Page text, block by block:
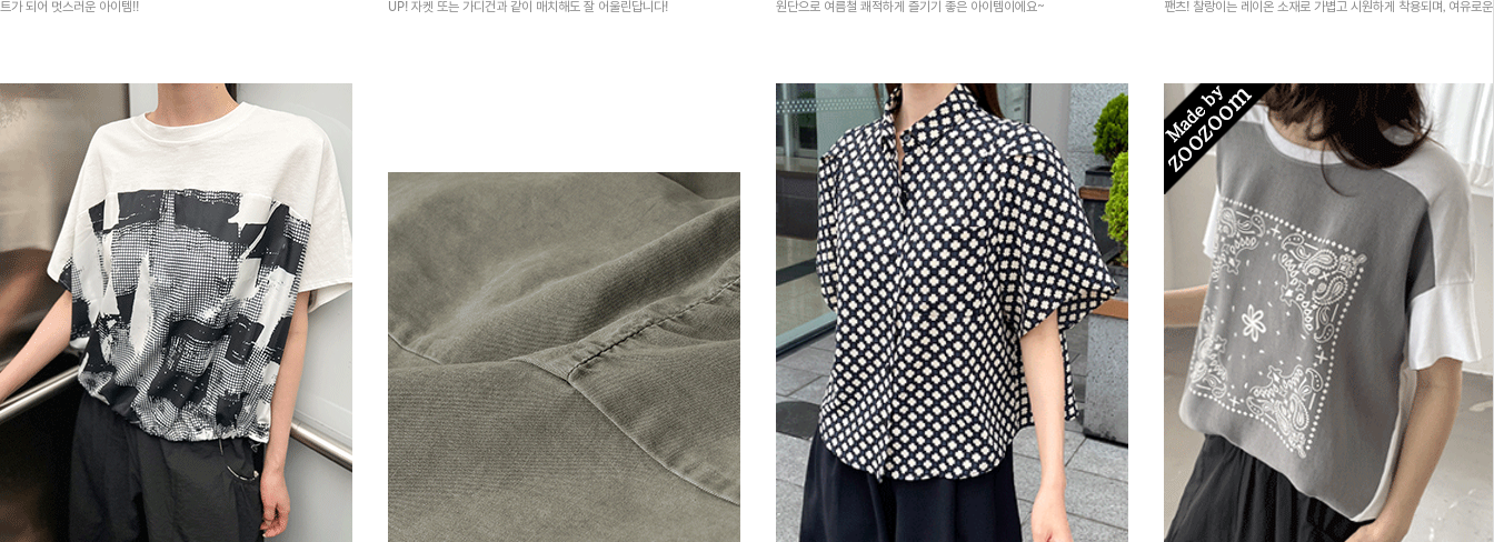
트가 되어 멋스러운 아이템!!
UP! 자켓 또는 가디건과 같이 매치해도 잘 어울린답니다!
원단으로 여름철 쾌적하게 즐기기 좋은 아이템이에요~
팬츠! 찰랑이는 레이온 소재로 가볍고 시원하게 착용되며, 여유로